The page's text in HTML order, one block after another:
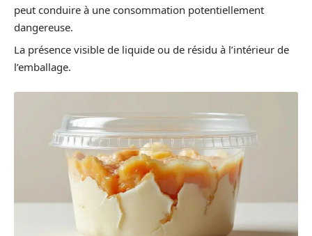
peut conduire à une consommation potentiellement
dangereuse.
La présence visible de liquide ou de résidu à l’intérieur de
l’emballage.